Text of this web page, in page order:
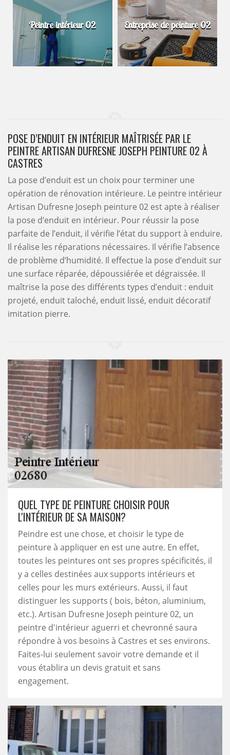
Peintre intérieur 02 Entreprise de peinture 02
POSE D’ENDUIT EN INTÉRIEUR MAÎTRISÉE PAR LE
PEINTRE ARTISAN DUFRESNE JOSEPH PEINTURE 02 À
CASTRES
La pose d’enduit est un choix pour terminer une
opération de rénovation intérieure. Le peintre intérieur
Artisan Dufresne Joseph peinture 02 est apte à réaliser
la pose d’enduit en intérieur. Pour réussir la pose
parfaite de l’enduit, il vérifie l’état du support à enduire.
Il réalise les réparations nécessaires. Il vérifie l’absence
de problème d’humidité. Il effectue la pose d’enduit sur
une surface réparée, dépoussiérée et dégraissée. Il
maîtrise la pose des différents types d’enduit : enduit
projeté, enduit taloché, enduit lissé, enduit décoratif
imitation pierre.
QUEL TYPE DE PEINTURE CHOISIR POUR
L'INTÉRIEUR DE SA MAISON?
Peindre est une chose, et choisir le type de
peinture à appliquer en est une autre. En effet,
toutes les peintures ont ses propres spécificités, il
y a celles destinées aux supports intérieurs et
celles pour les murs extérieurs. Aussi, il faut
distinguer les supports ( bois, béton, aluminium,
etc.). Artisan Dufresne Joseph peinture 02, un
peintre d'intérieur aguerri et chevronné saura
répondre à vos besoins à Castres et ses environs.
Faites-lui seulement savoir votre demande et il
vous établira un devis gratuit et sans
engagement.